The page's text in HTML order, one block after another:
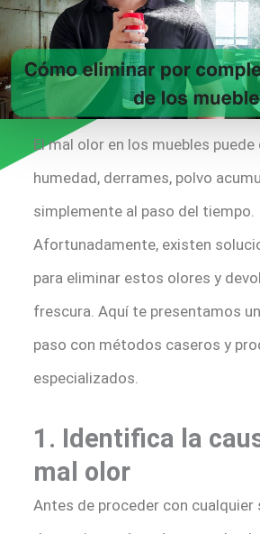
El mal olor en los muebles puede
humedad, derrames, polvo
simplemente al paso del tiempo.
Afortunadamente, existen
para eliminar estos olores y
frescura. Aquí te presentamos
paso con métodos caseros y
especializados.
1. Identifica la
mal olor
Antes de proceder con cualquier